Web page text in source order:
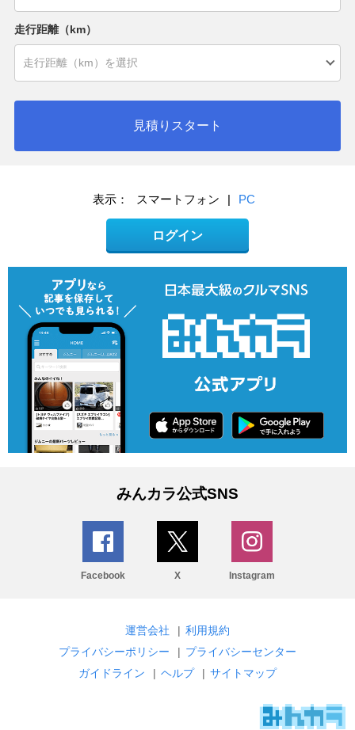
走行距離（km）
見積りスタート
表示： スマートフォン PC
ログイン
みんカラ公式SNS
Facebook X Instagram
運営会社 | 利用規約
プライバシーポリシー
| プライバシーセンター
ガイドライン
| ヘルプ | サイトマップ